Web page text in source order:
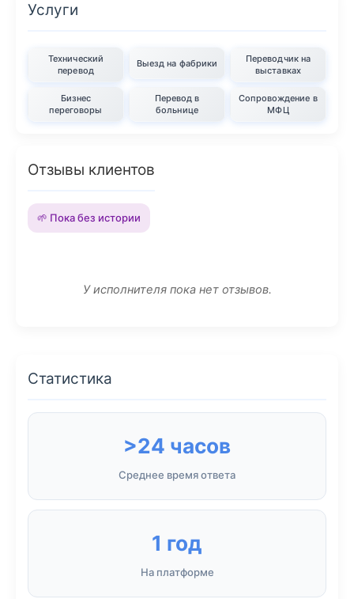
Услуги
Технический
перевод
Выезд на фабрики
Переводчик на
выставках
Бизнес
переговоры
Перевод в
больнице
Сопровождение в
МФЦ
Отзывы клиентов
🌱 Пока без истории
У исполнителя пока нет отзывов.
Статистика
>24 часов
Среднее время ответа
1 год
На платформе